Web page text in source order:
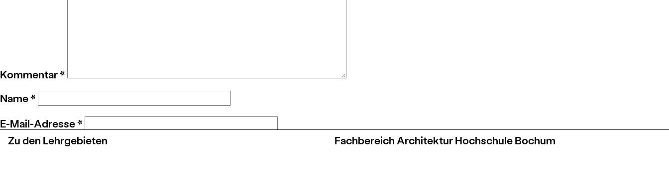
Kommentar*
Name*
E-Mail-Adresse*
Zu den Lehrgebieten Fachbereich Architektur Hochschule Bochum